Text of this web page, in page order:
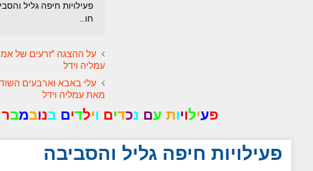
פעילויות חיפה גליל
חו...
על ההצגה "זרעים של
עמליה וידל
עלי באבא וארבעים
מאת עמליה וידל
פעילויות עם נכדים וילדים בנובמבר
פעילויות חיפה גליל והסביבה